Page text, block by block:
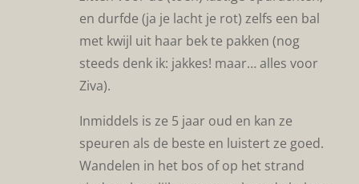
en durfde (ja je lacht je rot) zelfs een bal
met kwijl uit haar bek te pakken (nog
steeds denk ik: jakkes! maar… alles voor
Ziva).
Inmiddels is ze 5 jaar oud en kan ze
speuren als de beste en luistert ze goed.
Wandelen in het bos of op het strand